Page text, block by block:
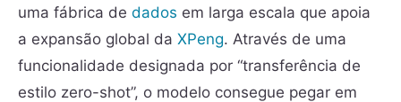
uma fábrica de dados em larga escala que apoia
a expansão global da XPeng. Através de uma
funcionalidade designada por “transferência de
estilo zero-shot”, o modelo consegue pegar em